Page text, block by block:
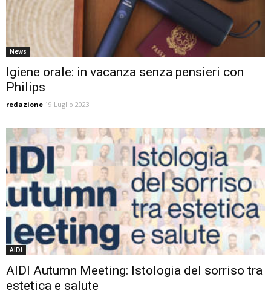
News
Igiene orale: in vacanza senza pensieri con
Philips
redazione 19 Luglio 2023
AIDI
AIDI Autumn Meeting: Istologia del sorriso tra
estetica e salute